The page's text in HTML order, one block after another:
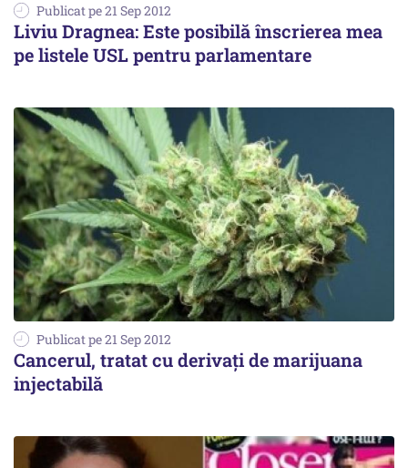
Publicat pe 21 Sep 2012
Liviu Dragnea: Este posibilă înscrierea mea
pe listele USL pentru parlamentare
Publicat pe 21 Sep 2012
Cancerul, tratat cu derivați de marijuana
injectabilă